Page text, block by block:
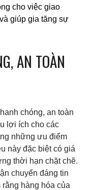
cho việc giao
giúp gia tăng sự
AN TOÀN
chóng, an toàn
lợi ích cho các
những ưu điểm
này đặc biệt có giá
thời hạn chặt chẽ.
chuyển đáng tin
hàng hóa của